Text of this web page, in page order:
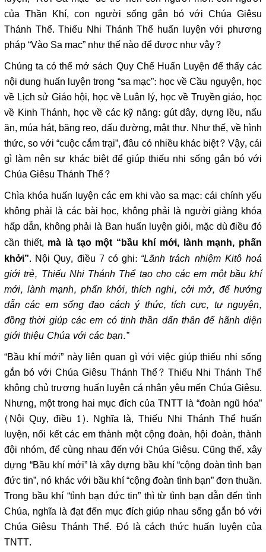
của Thần Khí, con người sống gắn bó với Chúa Giêsu
Thánh Thể. Thiếu Nhi Thánh Thể huấn luyện với phương
pháp “Vào Sa mạc” như thế nào để được như vậy?
Chúng ta có thể mở sách Quy Chế Huấn Luyện để thấy các
nội dung huấn luyện trong “sa mạc”: học về Cầu nguyện, học
về Lịch sử Giáo hội, học về Luân lý, học về Truyền giáo, học
về Kinh Thánh, học về các kỹ năng: gút dây, dựng lều, nấu
ăn, múa hát, băng reo, dấu đường, mật thư. Như thế, về hình
thức, so với “cuộc cắm trại”, đâu có nhiều khác biệt? Vậy, cái
gì làm nên sự khác biệt để giúp thiếu nhi sống gắn bó với
Chúa Giêsu Thánh Thể?
Chìa khóa huấn luyện các em khi vào sa mạc: cái chính yếu
không phải là các bài học, không phải là người giảng khóa
hấp dẫn, không phải là Ban huấn luyện giỏi, mặc dù điều đó
cần thiết, mà là tạo một “bầu khí mới, lành mạnh, phấn
khởi”. Nội Quy, điều 7 có ghi: “Lãnh trách nhiệm Kitô hoá
giới trẻ, Thiếu Nhi Thánh Thể tạo cho các em một bầu khí
mới, lành mạnh, phấn khởi, thích nghi, cởi mở, để hướng
dẫn các em sống đạo cách ý thức, tích cực, tự nguyện,
đồng thời giúp các em có tinh thần dấn thân để hãnh diện
giới thiệu Chúa với các bạn.”
“Bầu khí mới” này liên quan gì với việc giúp thiếu nhi sống
gắn bó với Chúa Giêsu Thánh Thể? Thiếu Nhi Thánh Thể
không chủ trương huấn luyện cá nhân yêu mến Chúa Giêsu.
Nhưng, một trong hai mục đích của TNTT là “đoàn ngũ hóa”
(Nội Quy, điều 1). Nghĩa là, Thiếu Nhi Thánh Thể huấn
luyện, nối kết các em thành một cộng đoàn, hội đoàn, thành
đội nhóm, để cùng nhau đến với Chúa Giêsu. Cũng thế, xây
dựng “Bầu khí mới” là xây dựng bầu khí “cộng đoàn tình bạn
đức tin”, nó khác với bầu khí “cộng đoàn tình bạn” đơn thuần.
Trong bầu khí “tình bạn đức tin” thì từ tình bạn dẫn đến tình
Chúa, nghĩa là đạt đến mục đích giúp nhau sống gắn bó với
Chúa Giêsu Thánh Thể. Đó là cách thức huấn luyện của
TNTT.